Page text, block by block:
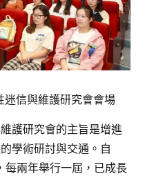
迷信與維護研究會會場
護研究會的主旨是增進
學術研討與交通。自
兩年舉行一屆，已成長